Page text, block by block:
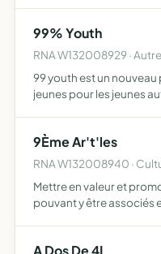
99% Youth
RNA W132008929 ·
99 youth est un
jeunes pour les jeunes
9Ème Ar't'les
RNA W132008940 ·
Mettre en valeur et
pouvant y être associés
A Dos De 4L